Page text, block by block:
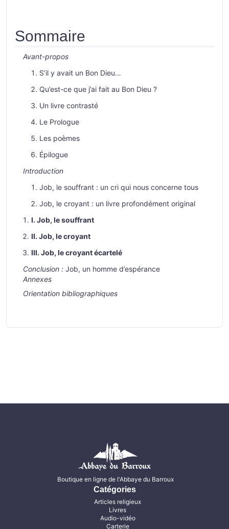
Sommaire
Avant-propos
S’il y avait un Bon Dieu…
Qu’est-ce que j’ai fait au Bon Dieu ?
Un livre contrasté
Le Prologue
Les poèmes
Épilogue
Introduction
Job, le souffrant : un cri qui nous concerne tous
Job, le croyant : un livre profondément original
I. Job, le souffrant
II. Job, le croyant
III. Job, le croyant écartelé
Conclusion : Job, un homme d’espérance
Annexes
Orientation bibliographiques
Boutique en ligne de l'Abbaye du Barroux
Catégories
Articles religieux
Livres
Audio-vidéo
Carterie